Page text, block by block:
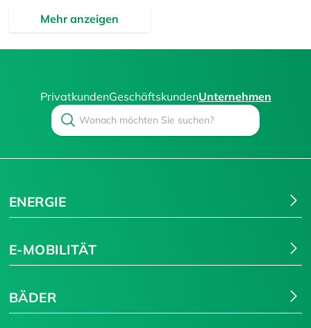
Mehr anzeigen
PrivatkundenGeschäftskundenUnternehmen
Search
ENERGIE
E-MOBILITÄT
BÄDER